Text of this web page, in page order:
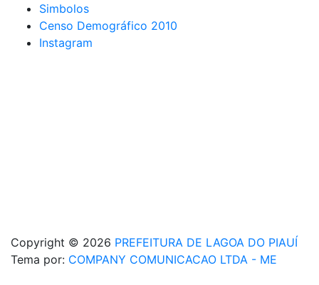
Simbolos
Censo Demográfico 2010
Instagram
Copyright © 2026 PREFEITURA DE LAGOA DO PIAUÍ
Tema por: COMPANY COMUNICACAO LTDA - ME